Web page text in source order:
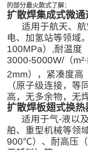
的部分最火款式了解：
扩散焊集成式微通
适用于航天、航
电、加氢站等领域
100MPa）,耐温度
3000-5000W/（
2mm），紧凑度高
（原子级连接，等
高，无多余物，无
扩散焊板翅式换热
适用于气-液以及
舶、重型机械等领
900℃）、耐高压